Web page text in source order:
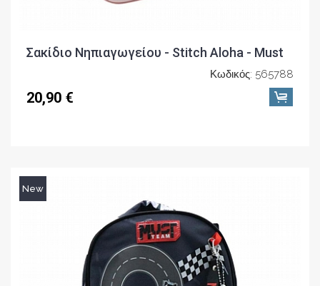
Σακίδιο Νηπιαγωγείου - Stitch Aloha - Must
Κωδικός: 565788
20,90 €
New